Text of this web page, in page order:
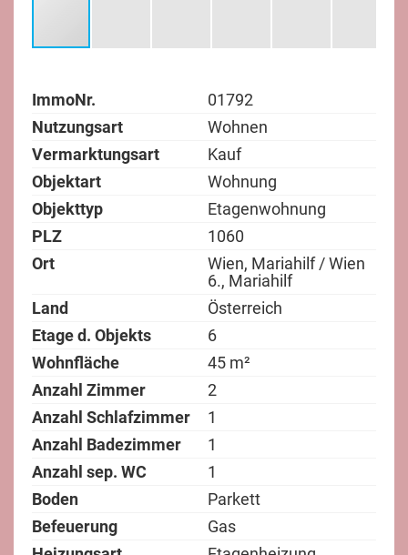
ImmoNr.
01792
Nutzungsart
Wohnen
Vermarktungsart
Kauf
Objektart
Wohnung
Objekttyp
Etagenwohnung
PLZ
1060
Ort
Wien, Mariahilf / Wien
6., Mariahilf
Land
Österreich
Etage d. Objekts
6
Wohnfläche
45 m²
Anzahl Zimmer
2
Anzahl Schlafzimmer
1
Anzahl Badezimmer
1
Anzahl sep. WC
1
Boden
Parkett
Befeuerung
Gas